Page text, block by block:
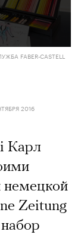
FABER-CASTELL
2016
Карл
немецкой
Zeitung